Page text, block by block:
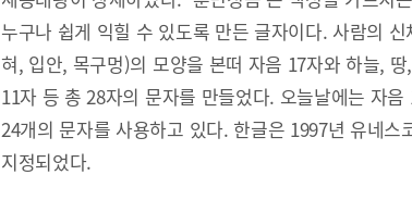
누구나 쉽게 익힐 수 있도록 만든 글자이다. 사람의
혀, 입안, 목구멍)의 모양을 본떠 자음 17자와 하늘,
11자 등 총 28자의 문자를 만들었다. 오늘날에는 자
24개의 문자를 사용하고 있다. 한글은 1997년 유네스
지정되었다.